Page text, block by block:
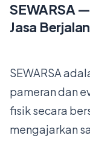
SEWARSA
Jasa
SEWARSA
pameran dan
fisik secara
mengajarkan